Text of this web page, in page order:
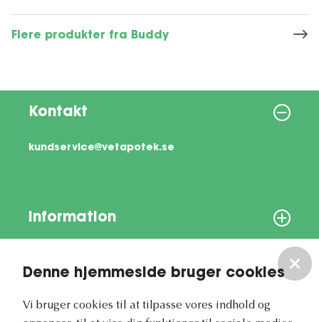
Denne hjemmeside bruger cookies
Vi bruger cookies til at tilpasse vores indhold og
Flere produkter fra Buddy
Kontakt
kundservice@vetapotek.se
Information
Vores nyhedsbrev